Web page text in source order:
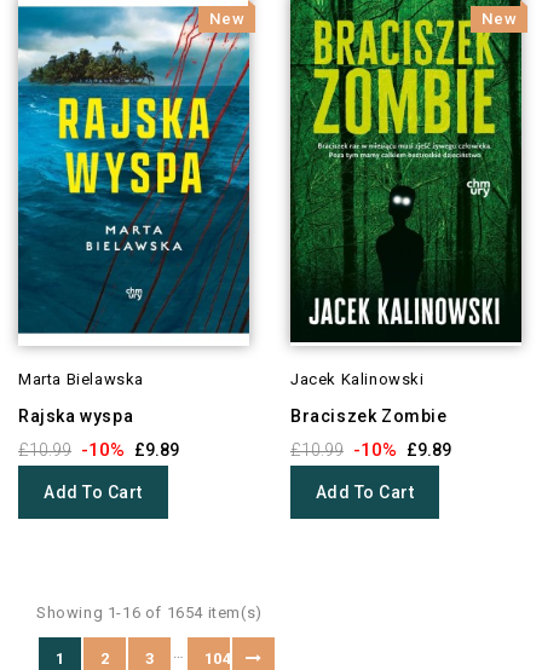
New
Marta Bielawska
Rajska wyspa
£10.99 -10% £9.89
Add To Cart
New
Jacek Kalinowski
Braciszek Zombie
£10.99 -10% £9.89
Add To Cart
Showing 1-16 of 1654 item(s)
1 2 3 … 104